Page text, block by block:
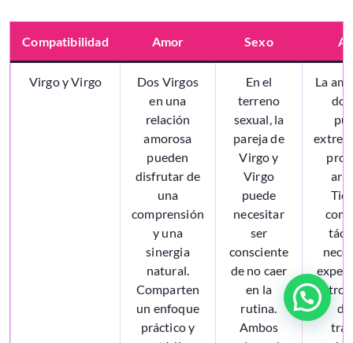
Compatibilidad Amor Sexo
Virgo y Virgo
Dos Virgos
en una
relación
amorosa
pueden
disfrutar de
una
comprensión
y una
sinergia
natural.
Comparten
un enfoque
práctico y
En el
terreno
sexual, la
pareja de
Virgo y
Virgo
puede
necesitar
ser
consciente
de no caer
en la
rutina.
Ambos
La